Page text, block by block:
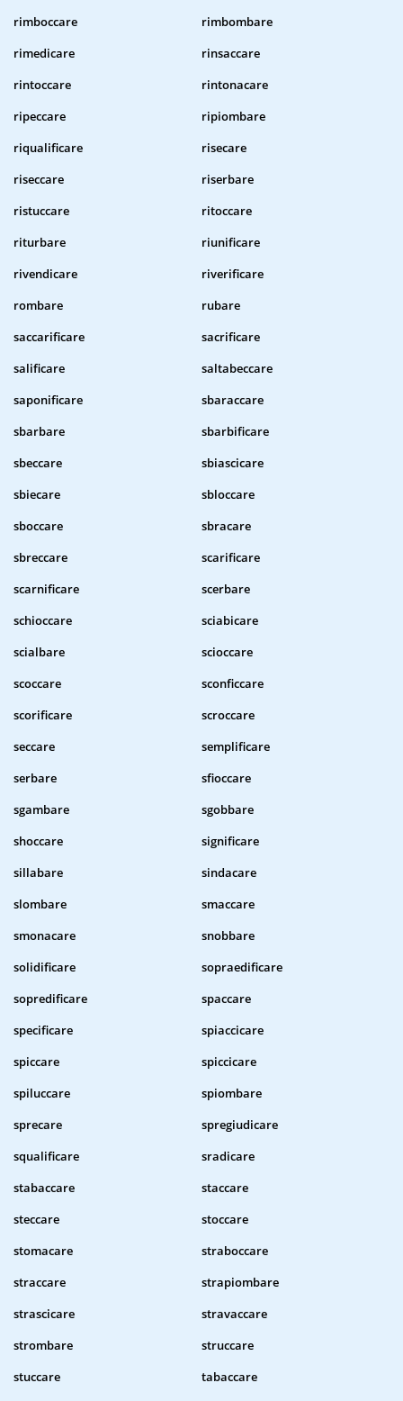
rimboccare
rimbombare
rimedicare
rinsaccare
rintoccare
rintonacare
ripeccare
ripiombare
riqualificare
risecare
riseccare
riserbare
ristuccare
ritoccare
riturbare
riunificare
rivendicare
riverificare
rombare
rubare
saccarificare
sacrificare
salificare
saltabeccare
saponificare
sbaraccare
sbarbare
sbarbificare
sbeccare
sbiascicare
sbiecare
sbloccare
sboccare
sbracare
sbreccare
scarificare
scarnificare
scerbare
schioccare
sciabicare
scialbare
scioccare
scoccare
sconficcare
scorificare
scroccare
seccare
semplificare
serbare
sfioccare
sgambare
sgobbare
shoccare
significare
sillabare
sindacare
slombare
smaccare
smonacare
snobbare
solidificare
sopraedificare
sopredificare
spaccare
specificare
spiaccicare
spiccare
spiccicare
spiluccare
spiombare
sprecare
spregiudicare
squalificare
sradicare
stabaccare
staccare
steccare
stoccare
stomacare
straboccare
straccare
strapiombare
strascicare
stravaccare
strombare
struccare
stuccare
tabaccare